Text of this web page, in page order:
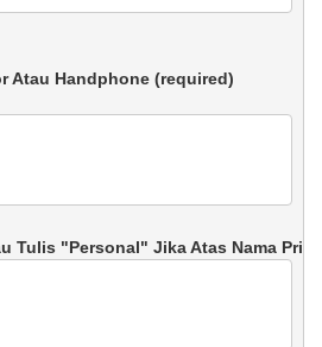
Atau Handphone (required)